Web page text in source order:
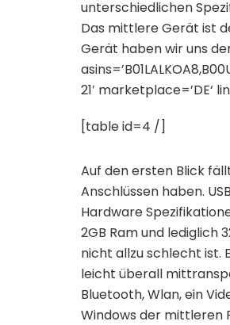
unterschiedlichen
Das mittlere Gerät ist
Gerät haben wir uns
21′ marketplace=’DE‘
[table id=4 /]
Auf den ersten Blick
Anschlüssen haben.
Hardware
2GB Ram und lediglich
nicht allzu schlecht ist.
leicht überall
Bluetooth, Wlan, ein
Windows der mittleren